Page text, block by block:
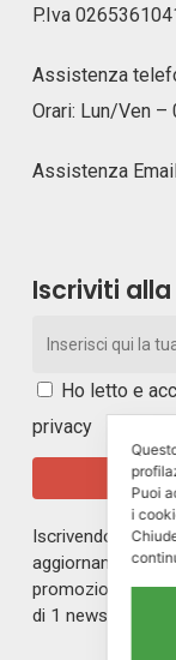
P.Iva
Assistenza
Orari: Lun/Ven
Assistenza Email
Iscriviti alla
Ho letto e
privacy
Iscrivendoti alla
aggiornamento
promozioni
di 1 newsletter al
Puoi
i